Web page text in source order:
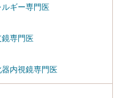
ルギー専門医
鏡専門医
器内視鏡専門医